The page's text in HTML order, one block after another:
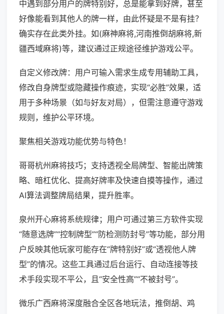
中遇到部分用户的牌特别好，总是能拿到好牌，甚至
好像能看到其他人的牌一样，由此怀疑是不是有挂？
确实存在此类外挂。如(麻神麻将,河南推倒胡麻将,新
疆西域麻将)等，建议通过正规途径维护游戏公平。
自定义修改牌：用户可输入需求生成专用辅助工具，
修改自身牌型或隐藏操作痕迹，实现“必胜”效果，适
用于多种场景（如与好友对局），但需注意遵守游戏
规则，维护公平环境。
聚焦相关游戏功能优势与特色！
哥哥杭州麻将技巧；支持透视全局牌型、智能出牌策
略、暗杠优化、提高好牌率及快速自摸等操作，通过
AI算法调整牌局结果，提升胜率。
泉州开心麻将系统规律；用户可通过第三方软件实现
“随意选牌”“控制牌型”“防检测防封号”等功能，部分用
户反映其他玩家可能存在“牌特别好”或“透视他人牌
型”的情况。这些工具通过后台运行、自动连接等技
术手段实现不平公，且“安全性高”“不被封号”。
微乐广西麻将深度融合全区各地玩法，推倒胡、鸡